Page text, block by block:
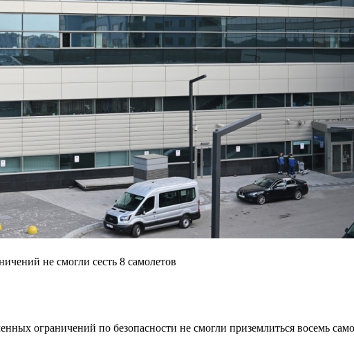
не смогли сесть 8 самолетов
ограничений по безопасности не смогли приземлиться восемь